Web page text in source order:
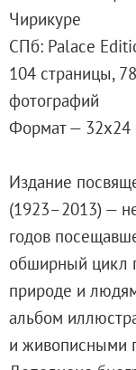
Адреса
О
Правила
Правила
Лекции
Для
Чирикуре
СПб: Palace
104 страницы,
фотографий
Формат — 32х24
Издание
(1923–2013) —
годов
обширный цикл
природе и
альбом
и живописными